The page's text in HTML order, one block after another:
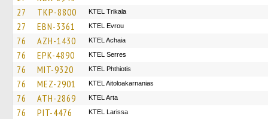
27 TKP-8800 ΚΤΕL Τrikala
27 EBN-3361 KTEL Evrou
76 AZH-1430 KTEL Achaia
76 EPK-4890 KTEL Serres
76 MIT-9320 ΚΤΕL Phthiotis
76 MEZ-2901 KTEL Aitoloakarnanias
76 ATH-2869 KTEL Arta
76 PIT-4476 KTEL Larissa